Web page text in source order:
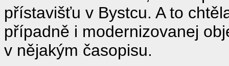
přístavišťu v Bystcu. A to
případně i modernizovanej
v nějakým časopisu.